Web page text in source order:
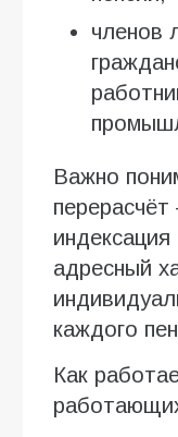
членов
Важно
адресный
каждого
Как